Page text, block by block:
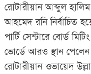
রোটারীয়ান আব্দুল
আহমেদ রনি নির্বাচিত
পার্টি সেন্টারে বোর্ড
ভোর্ডে আরও স্থান পেলেন
রোটারীয়ান ওভায়েদ